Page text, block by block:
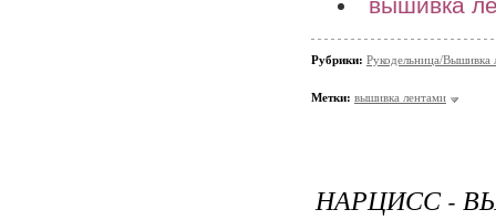
Рубрики: Рукодельница/Вышивка
Метки: вышивка лентами
НАРЦИСС -